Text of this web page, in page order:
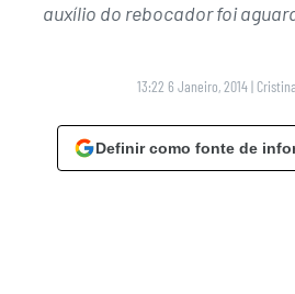
auxílio do rebocador foi
13:22 6 Janeiro, 2014|
Definir como fonte de